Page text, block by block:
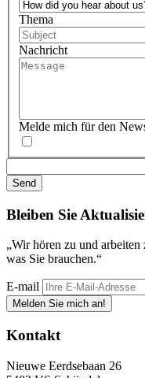
Thema
Nachricht
Melde mich für den
Bleiben Sie
„Wir hören zu und arbeiten
was Sie brauchen.“
E-mail
Melden Sie mich an!
Kontakt
Nieuwe Eerdsebaan 26